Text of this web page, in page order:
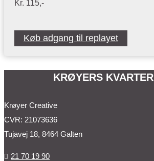
Kr. 115,-
Køb adgang til replayet
KRØYERS KVARTER
Krøyer Creative
CVR: 21073636
Tujavej 18, 8464 Galten
 21 70 19 90